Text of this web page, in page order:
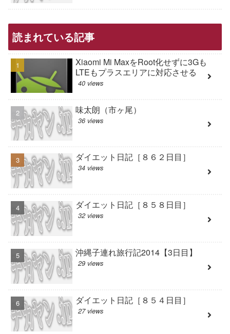
読まれている記事
Xiaomi Mi MaxをRoot化せずに3Gも
LTEもプラスエリアに対応させる
40 views
味太朗（市ヶ尾）
36 views
ダイエット日記［８６２日目］
34 views
ダイエット日記［８５８日目］
32 views
沖縄子連れ旅行記2014【3日目】
29 views
ダイエット日記［８５４日目］
27 views